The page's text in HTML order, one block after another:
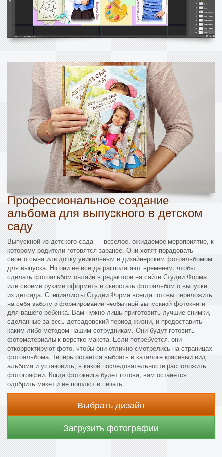
Профессиональное создание
альбома для выпускного в детском
саду
Выпускной из детского сада — веселое, ожидаемое мероприятие, к
которому родители готовятся заранее. Они хотят порадовать
своего сына или дочку уникальным и дизайнерским фотоальбомом
для выпуска. Но они не всегда располагают временем, чтобы
сделать фотоальбом онлайн в редакторе на сайте Студии Форма
или своими руками оформить и сверстать фотоальбом о выпуске
из детсада. Специалисты Студии Форма всегда готовы переложить
на себя заботу о формировании необычной выпускной фотокниги
для вашего ребенка. Вам нужно лишь приготовить лучшие снимки,
сделанные за весь детсадовский период жизни, и предоставить
каким-либо методом нашим сотрудникам. Они будут готовить
фотоматериалы к верстке макета. Если потребуется, они
откорректируют фото, чтобы они отлично смотрелись на страницах
фотоальбома. Теперь остается выбрать в каталоге красивый вид
альбома и установить, в какой последовательности расположить
фотографии. Когда фотокнига будет готова, вам останется
одобрить макет и ее пошлют в печать.
Выбрать дизайн
Загрузить фотографии